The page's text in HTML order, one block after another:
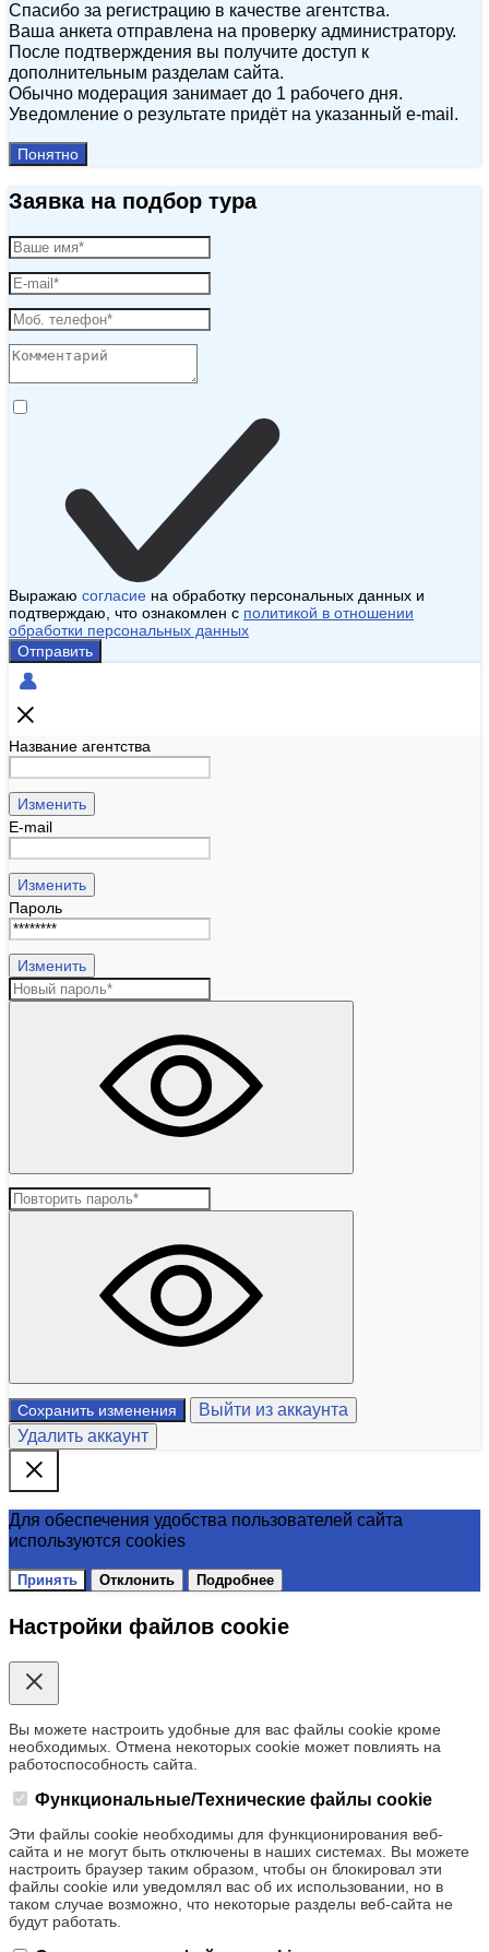
Спасибо за регистрацию в качестве агентства.
Ваша анкета отправлена на проверку администратору.
После подтверждения вы получите доступ к
дополнительным разделам сайта.
Обычно модерация занимает до 1 рабочего дня.
Уведомление о результате придёт на указанный e‑mail.
Понятно
Заявка на подбор тура
Выражаю согласие на обработку персональных данных и
подтверждаю, что ознакомлен с политикой в отношении
обработки персональных данных
Отправить
Название агентства
Изменить
E-mail
Изменить
Пароль
Изменить
Сохранить изменения
Выйти из аккаунта
Удалить аккаунт
Для обеспечения удобства пользователей сайта
используются cookies
Принять Отклонить Подробнее
Настройки файлов cookie
Вы можете настроить удобные для вас файлы cookie кроме
необходимых. Отмена некоторых cookie может повлиять на
работоспособность сайта.
Функциональные/Технические файлы cookie
Эти файлы cookie необходимы для функционирования веб-
сайта и не могут быть отключены в наших системах. Вы можете
настроить браузер таким образом, чтобы он блокировал эти
файлы cookie или уведомлял вас об их использовании, но в
таком случае возможно, что некоторые разделы веб-сайта не
будут работать.